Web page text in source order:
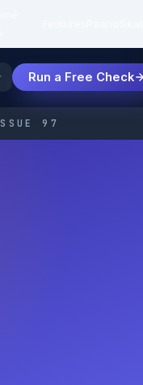
Run a Free Check
97